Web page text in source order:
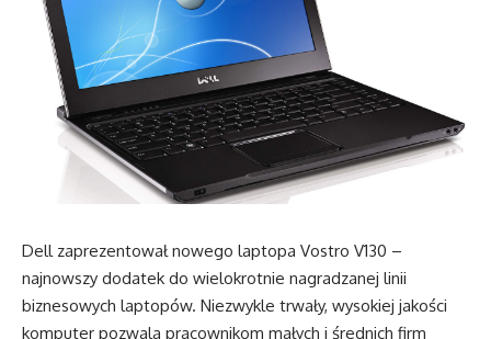
Dell zaprezentował nowego laptopa Vostro V130 –
najnowszy dodatek do wielokrotnie nagradzanej linii
biznesowych laptopów. Niezwykle trwały, wysokiej jakości
komputer pozwala pracownikom małych i średnich firm